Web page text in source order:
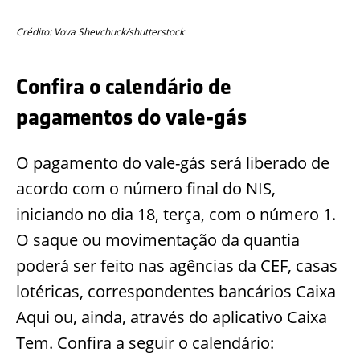
Crédito: Vova Shevchuck/shutterstock
Confira o calendário de
pagamentos do vale-gás
O pagamento do vale-gás será liberado de
acordo com o número final do NIS,
iniciando no dia 18, terça, com o número 1.
O saque ou movimentação da quantia
poderá ser feito nas agências da CEF, casas
lotéricas, correspondentes bancários Caixa
Aqui ou, ainda, através do aplicativo Caixa
Tem. Confira a seguir o calendário: